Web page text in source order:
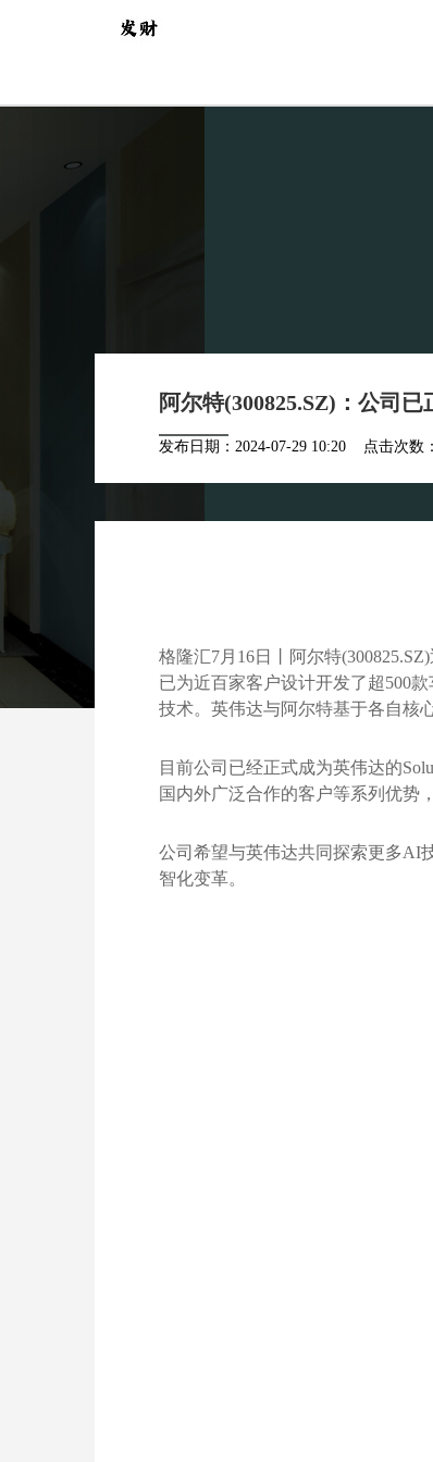
阿尔特(300825.SZ)：公司
发布日期：2024-07-29 10:20 点击次数
格隆汇7月16日丨阿尔特
已为近百家客户设计开发了超500
技术。英伟达与阿尔特基于各自核
目前公司已经正式成为英伟达的
国内外广泛合作的客户等系列优势
公司希望与英伟达共同探索更多AI
智化变革。